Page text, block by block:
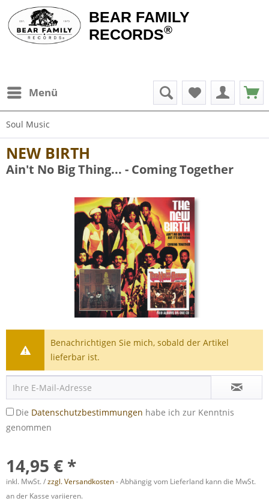
BEAR FAMILY
RECORDS®
Menü
Soul Music
NEW BIRTH
Ain't No Big Thing... - Coming Together
Benachrichtigen Sie mich, sobald der Artikel
lieferbar ist.
Die Datenschutzbestimmungen habe ich zur Kenntnis
genommen
14,95 € *
inkl. MwSt. /zzgl. Versandkosten- Abhängig vom Lieferland kann die MwSt.
an der Kasse variieren.